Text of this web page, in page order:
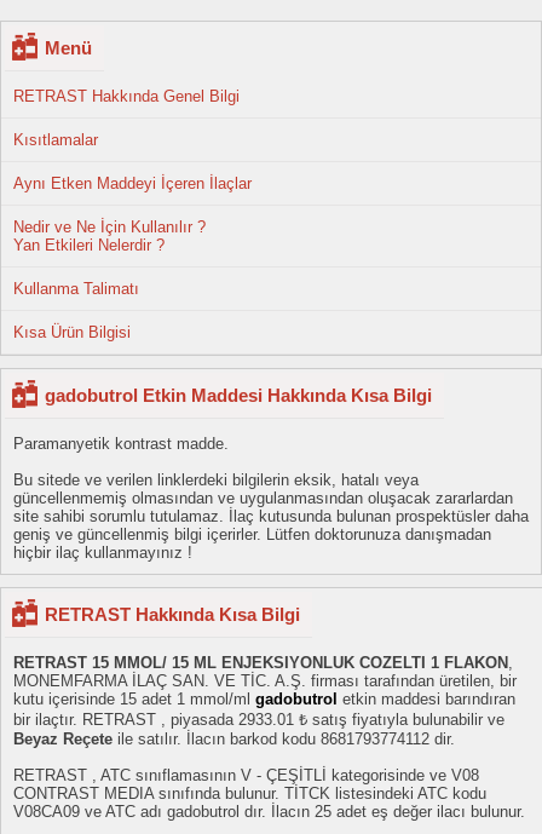
Menü
RETRAST Hakkında Genel Bilgi
Kısıtlamalar
Aynı Etken Maddeyi İçeren İlaçlar
Nedir ve Ne İçin Kullanılır ?
Yan Etkileri Nelerdir ?
Kullanma Talimatı
Kısa Ürün Bilgisi
gadobutrol Etkin Maddesi Hakkında Kısa Bilgi
Paramanyetik kontrast madde.
Bu sitede ve verilen linklerdeki bilgilerin eksik, hatalı veya
güncellenmemiş olmasından ve uygulanmasından oluşacak zararlardan
site sahibi sorumlu tutulamaz. İlaç kutusunda bulunan prospektüsler daha
geniş ve güncellenmiş bilgi içerirler. Lütfen doktorunuza danışmadan
hiçbir ilaç kullanmayınız !
RETRAST Hakkında Kısa Bilgi
RETRAST 15 MMOL/ 15 ML ENJEKSIYONLUK COZELTI 1 FLAKON ,
MONEMFARMA İLAÇ SAN. VE TİC. A.Ş. firması tarafından üretilen, bir
kutu içerisinde 15 adet 1 mmol/ml gadobutrol etkin maddesi barındıran
bir ilaçtır. RETRAST , piyasada 2933.01 ₺ satış fiyatıyla bulunabilir ve
Beyaz Reçete ile satılır. İlacın barkod kodu 8681793774112 dir.
RETRAST , ATC sınıflamasının V - ÇEŞİTLİ kategorisinde ve V08
CONTRAST MEDIA sınıfında bulunur. TİTCK listesindeki ATC kodu
V08CA09 ve ATC adı gadobutrol dır. İlacın 25 adet eş değer ilacı bulunur.